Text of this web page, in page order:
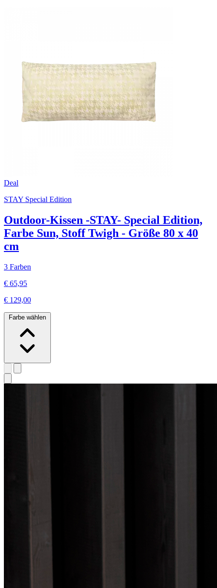
Deal
STAY Special Edition
Outdoor-Kissen -STAY- Special Edition,
Farbe Sun, Stoff Twigh - Größe 80 x 40
cm
3 Farben
€ 65,95
€ 129,00
Farbe wählen